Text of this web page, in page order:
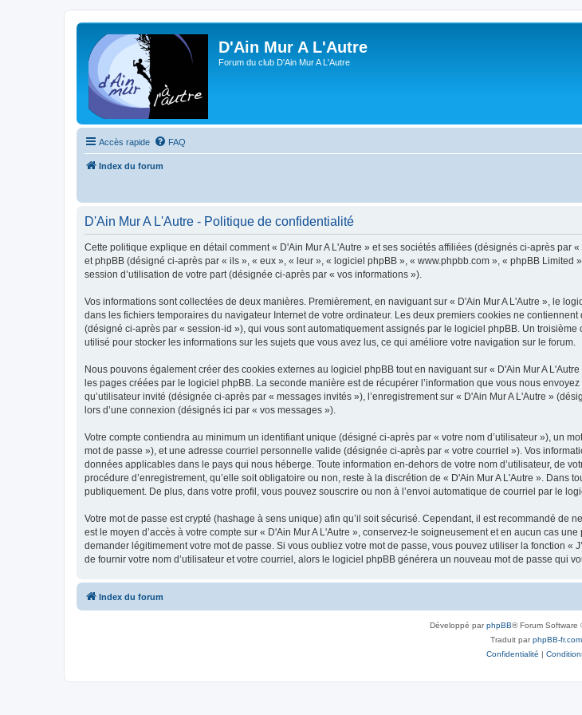
D'Ain Mur A L'Autre
Forum du club D'Ain Mur A L'Autre
Accès rapide FAQ
Index du forum
D'Ain Mur A L'Autre - Politique de confidentialité
Cette politique explique en détail comment « D'Ain Mur A L'Autre » et ses sociétés affiliées (désignés ci-après par
et phpBB (désigné ci-après par « ils », « eux », « leur », « logiciel phpBB », « www.phpbb.com », « phpBB
session d’utilisation de votre part (désignée ci-après par « vos informations »).
Vos informations sont collectées de deux manières. Premièrement, en naviguant sur « D'Ain Mur A L'Autre », le
dans les fichiers temporaires du navigateur Internet de votre ordinateur. Les deux premiers cookies ne
(désigné ci-après par « session-id »), qui vous sont automatiquement assignés par le logiciel phpBB. Un
utilisé pour stocker les informations sur les sujets que vous avez lus, ce qui améliore votre navigation sur le forum.
Nous pouvons également créer des cookies externes au logiciel phpBB tout en naviguant sur « D'Ain Mur A
les pages créées par le logiciel phpBB. La seconde manière est de récupérer l’information que vous nous
qu’utilisateur invité (désignée ci-après par « messages invités »), l’enregistrement sur « D'Ain Mur A L'Autre »
lors d’une connexion (désignés ici par « vos messages »).
Votre compte contiendra au minimum un identifiant unique (désigné ci-après par « votre nom d’utilisateur »), un
mot de passe »), et une adresse courriel personnelle valide (désignée ci-après par « votre courriel »). Vos
données applicables dans le pays qui nous héberge. Toute information en-dehors de votre nom d’utilisateur, de
procédure d’enregistrement, qu’elle soit obligatoire ou non, reste à la discrétion de « D'Ain Mur A L'Autre ». Dans
publiquement. De plus, dans votre profil, vous pouvez souscrire ou non à l’envoi automatique de courriel par le
Votre mot de passe est crypté (hashage à sens unique) afin qu’il soit sécurisé. Cependant, il est recommandé de
est le moyen d’accès à votre compte sur « D'Ain Mur A L'Autre », conservez-le soigneusement et en aucun cas
demander légitimement votre mot de passe. Si vous oubliez votre mot de passe, vous pouvez utiliser la fonction
de fournir votre nom d’utilisateur et votre courriel, alors le logiciel phpBB générera un nouveau mot de passe qui
Index du forum
Développé parphpBB® Forum Software
Traduit parphpBB-fr.com
Confidentialité |